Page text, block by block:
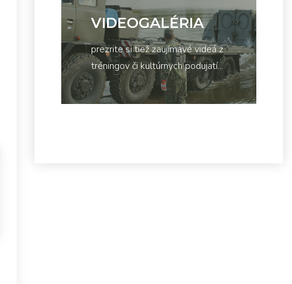
VIDEOGALÉRIA
prezrite si tiež zaujímavé videá z
tréningov či kultúrnych podujatí...